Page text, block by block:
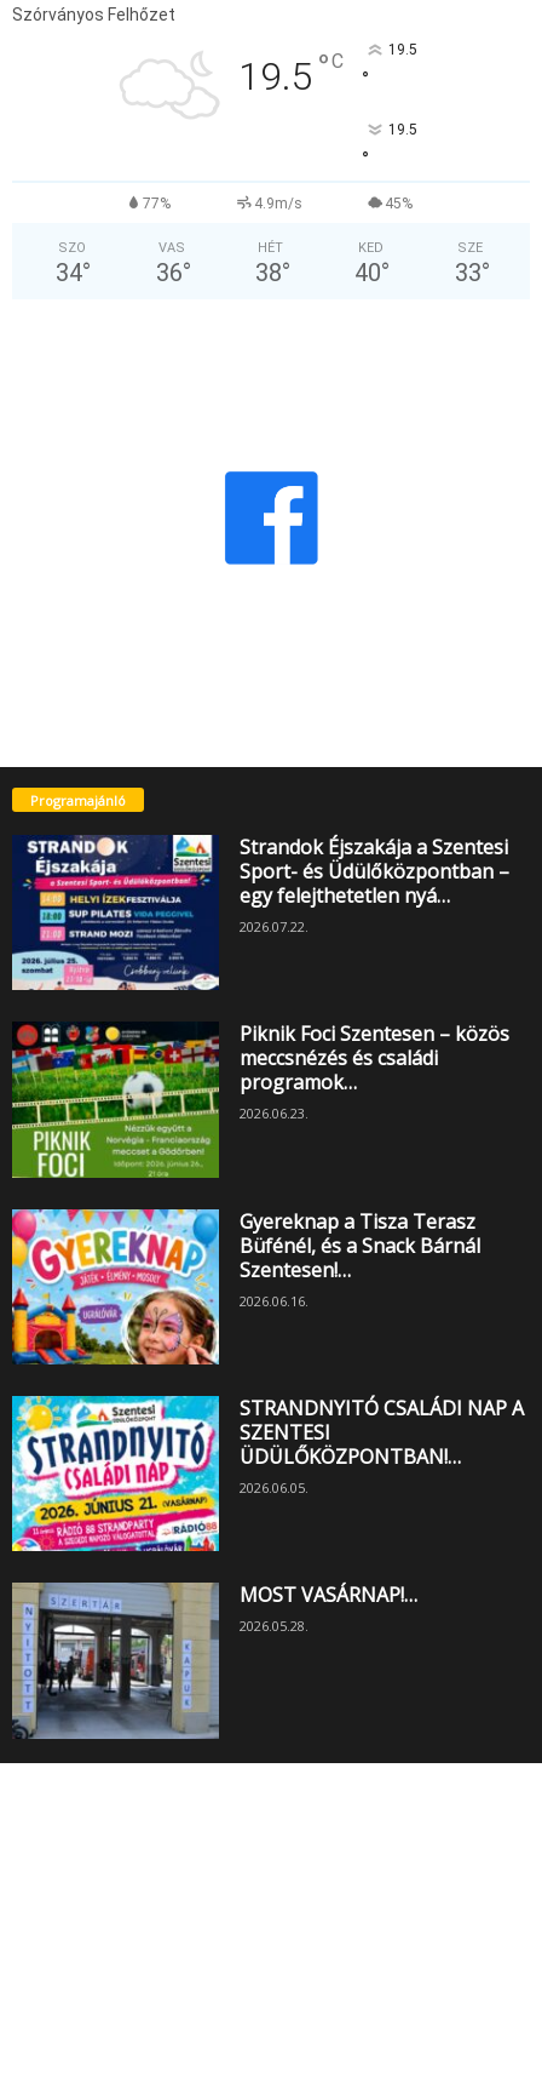
Szórványos Felhőzet
19.5 °C 19.5
°
19.5
°
77% 4.9m/s 45%
SZO
34°
VAS
36°
HÉT
38°
KED
40°
SZE
33°
Programajánló
Strandok Éjszakája a Szentesi
Sport- és Üdülőközpontban –
egy felejthetetlen nyá…
2026.07.22.
Piknik Foci Szentesen – közös
meccsnézés és családi
programok…
2026.06.23.
Gyereknap a Tisza Terasz
Büfénél, és a Snack Bárnál
Szentesen!…
2026.06.16.
STRANDNYITÓ CSALÁDI NAP A
SZENTESI
ÜDÜLŐKÖZPONTBAN!…
2026.06.05.
MOST VASÁRNAP!…
2026.05.28.